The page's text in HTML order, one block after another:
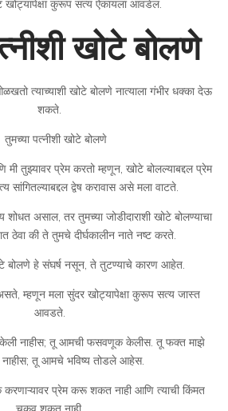
खोट्यापेक्षा कुरूप सत्य ऐकायला आवडेल.
खोटे बोलणे
त्याच्याशी खोटे बोलणे नात्याला गंभीर धक्का देऊ
शकते.
मी तुझ्यावर प्रेम करतो म्हणून, खोटे बोलल्याबद्दल प्रेम
सांगितल्याबद्दल द्वेष करावास असे मला वाटते.
असाल, तर तुमच्या जोडीदाराशी खोटे बोलण्याचा
ठेवा की ते तुमचे दीर्घकालीन नाते नष्ट करते.
हे संघर्ष नसून, ते तुटण्याचे कारण आहेत.
म्हणून मला सुंदर खोट्यापेक्षा कुरूप सत्य जास्त
आवडते.
नाहीस; तू आमची फसवणूक केलीस. तू फक्त माझे
तू आमचे भविष्य तोडले आहेस.
प्रेम करू शकत नाही आणि त्याची किंमत